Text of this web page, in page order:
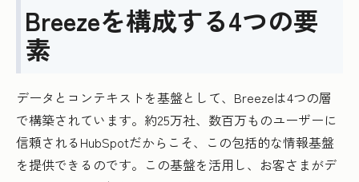
Breezeを構成する4つの要
素
データとコンテキストを基盤として、Breezeは4つの層
で構築されています。約25万社、数百万ものユーザーに
信頼されるHubSpotだからこそ、この包括的な情報基盤
を提供できるのです。この基盤を活用し、お客さまがデ